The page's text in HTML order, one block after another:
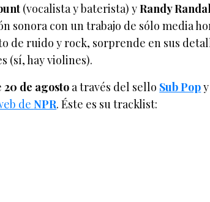
(vocalista y baterista) yRandy
sonora con un trabajo de sólo media
de ruido y rock, sorprende en sus
(sí, hay violines).
20 de agosto a través del sello Sub Pop
deNPR. Éste es su tracklist: